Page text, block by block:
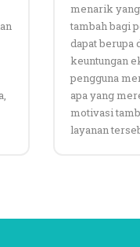
menarik
tambah bagi
dapat berupa
keuntungan
pengguna
apa yang
motivasi
layanan